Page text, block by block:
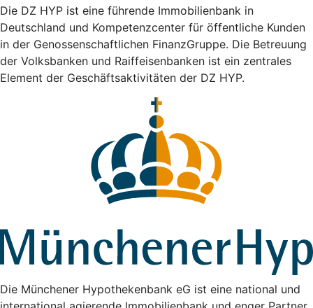
Die DZ HYP ist eine führende Immobilienbank in
Deutschland und Kompetenzcenter für öffentliche Kunden
in der Genossenschaftlichen FinanzGruppe. Die Betreuung
der Volksbanken und Raiffeisenbanken ist ein zentrales
Element der Geschäftsaktivitäten der DZ HYP.
Die Münchener Hypothekenbank eG ist eine national und